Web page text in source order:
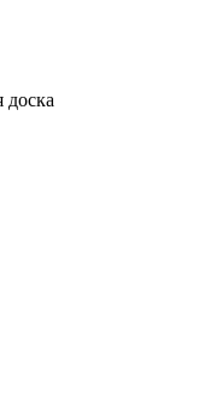
доска